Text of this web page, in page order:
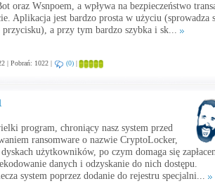
oraz Wsnpoem, a wpływa na bezpieczeństwo
Aplikacja jest bardzo prosta w użyciu (sprowadza
przycisku), a przy tym bardzo szybka i sk...
| Pobrań: 1022 | (0) |
program, chroniący nasz system przed
ransomware o nazwie CryptoLocker,
użytkowników, po czym domaga się
danych i odzyskanie do nich dostępu.
system poprzez dodanie do rejestru specjalni...